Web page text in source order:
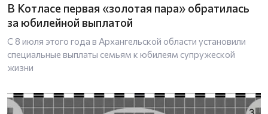
В Котласе первая «золотая пара» обратилась
за юбилейной выплатой
С 8 июля этого года в Архангельской области установили
специальные выплаты семьям к юбилеям супружеской
жизни